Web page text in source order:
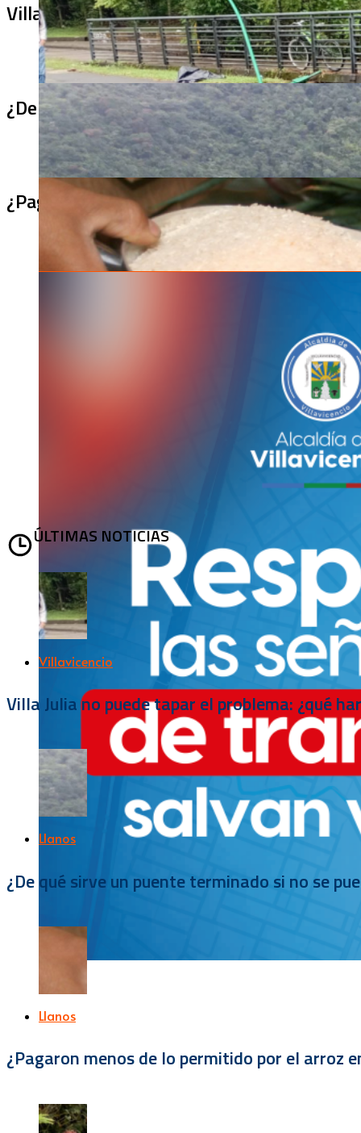
Villa Julia no puede tapar el problema:
¿De qué sirve un puente terminado si no
¿Pagaron menos de lo permitido por el
ÚLTIMAS NOTICIAS
Villavicencio
Villa Julia no puede tapar el problema: ¿qué
Llanos
¿De qué sirve un puente terminado si no se
Llanos
¿Pagaron menos de lo permitido por el arroz